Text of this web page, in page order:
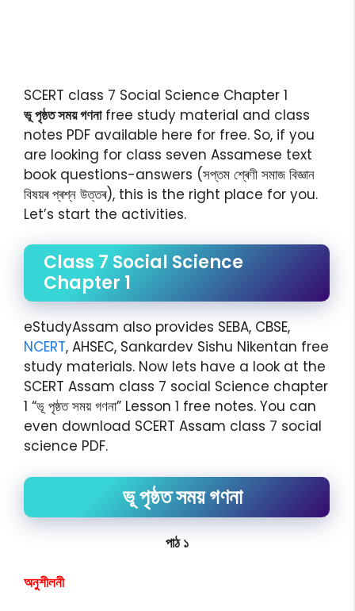
SCERT class 7 Social Science Chapter 1
ভূ পৃষ্ঠত সময় গণনাfree study material and class
notes PDF available here for free. So, if you
are looking for class seven Assamese text
book questions-answers (সপ্তম শ্ৰেণী সমাজ বিজ্ঞান
বিষয়ৰ প্ৰশ্ন উত্তৰ), this is the right place for you.
Let’s start the activities.
Class 7 Social Science
Chapter 1
eStudyAssam also provides SEBA, CBSE,
NCERT, AHSEC, Sankardev Sishu Nikentan free
study materials. Now lets have a look at the
SCERT Assam class 7 social Science chapter
1 “ভূ পৃষ্ঠত সময় গণনা” Lesson 1 free notes. You can
even download SCERT Assam class 7 social
science PDF.
ভূ পৃষ্ঠত সময় গণনা
পাঠ ১
অনুশীলনী